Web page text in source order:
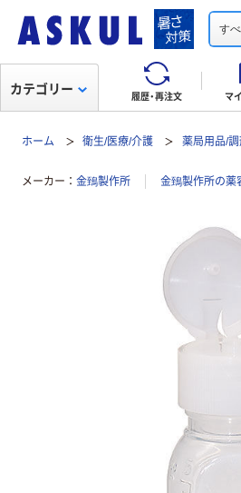
す
履歴・再注文 マ
カテゴリー
ホーム 衛生/医療/介護 薬局用品/調
メーカー 金鵄製作所 金鵄製作所の薬